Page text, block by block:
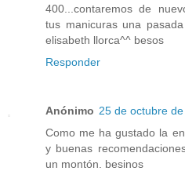
400...contaremos de
tus manicuras una
elisabeth llorca^^ besos
Responder
Anónimo 25 de octubre
Como me ha gustado la
y buenas
un montón. besinos